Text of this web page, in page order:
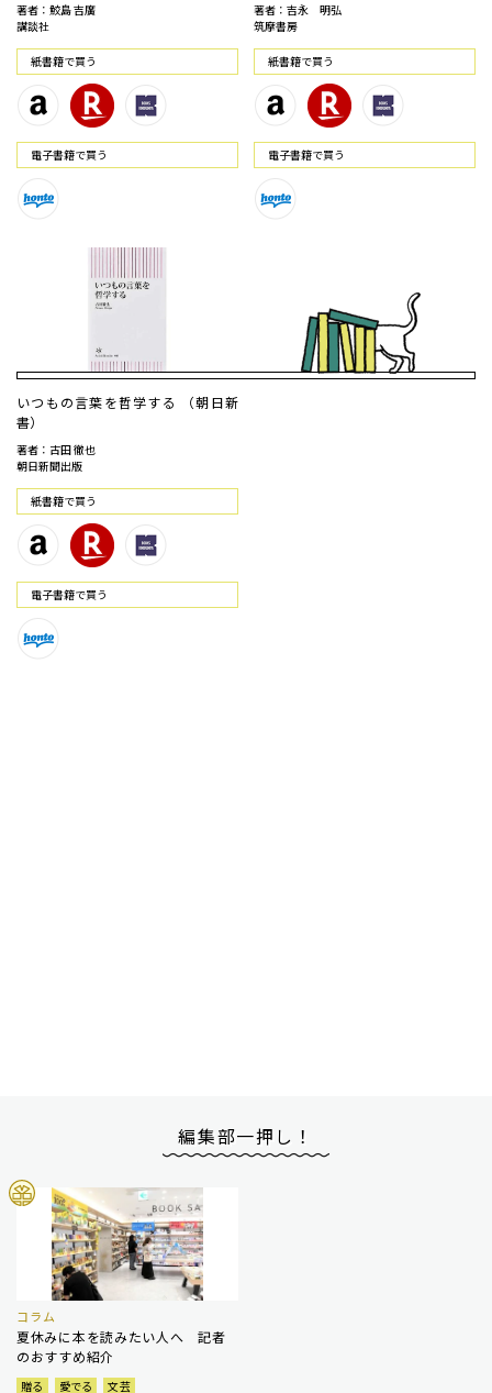
著者：鮫島 吉廣
講談社
紙書籍で買う
電⼦書籍で買う
著者：吉永 明弘
筑摩書房
紙書籍で買う
電⼦書籍で買う
いつもの言葉を哲学する （朝日新
書）
著者：古田 徹也
朝日新聞出版
紙書籍で買う
電⼦書籍で買う
編集部一押し！
コラム
夏休みに本を読みたい人へ 記者
のおすすめ紹介
贈る 愛でる
文芸